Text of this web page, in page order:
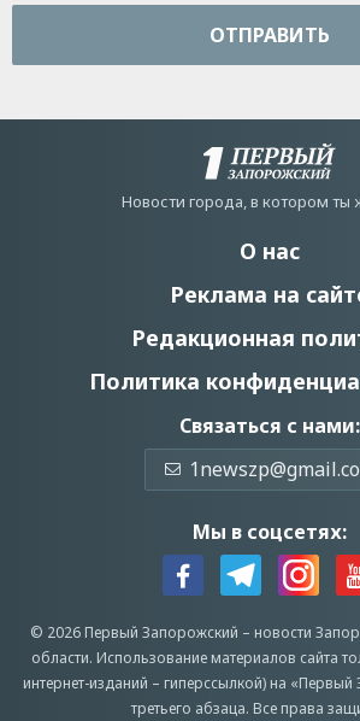
ОТПРАВИТЬ
Новости города, в котором ты
О нас
Реклама на
Редакционная
Политика
Связаться с нами:
Мы в соцсетях:
© 2026 Первый Запорожский – новости
области. Использование материалов сайта
интернет-изданий – гиперссылкой) на
третьего абзаца. Все права